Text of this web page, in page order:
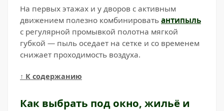
На первых этажах и у дворов с активным
движением полезно комбинировать антипыль
с регулярной промывкой полотна мягкой
губкой — пыль оседает на сетке и со временем
снижает проходимость воздуха.
↑ К содержанию
Как выбрать под окно, жильё и